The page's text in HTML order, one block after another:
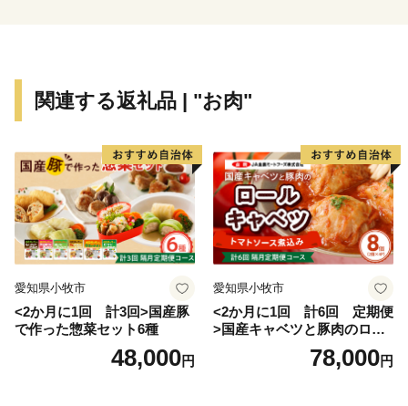
け時期以上に時間を頂戴する場合がございますので、ご
・お送りいたしましたお礼品は確実にお受取りくださ
い。長期不在等寄附者様事由による返送、劣化、におい
ては再送はできません。
・一部離島にはクール便でのお届けが出来ませんのでご
注意ください。
・ヤマト運輸様の転送料につきまして
お届け先を変更（転送）する場合、転送料金は、ご贈答
お間違いがないか十分にご確認の上ご注文ください。
関連する返礼品 | "お肉"
愛知県小牧市
<2か月に1回 計3回>国産豚
で作った惣菜セット6種
48,000円
愛知県小牧市
<2か月に1回 計6回 定期便
>国産キャベツと豚肉のロー
ルキャベツ（4P入り）
78,000円